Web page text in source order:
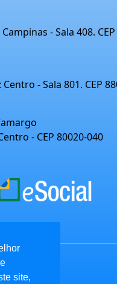
- Sala 408.
- Sala 801. CEP
- CEP 80020-040
site,